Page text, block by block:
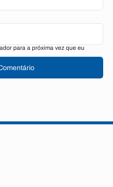
para a próxima vez que eu